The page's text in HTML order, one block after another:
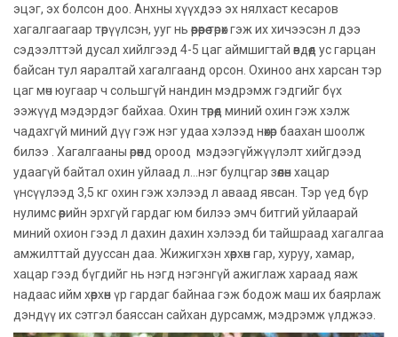
эцэг, эх болсон доо. Анхны хүүхдээ эх нялхаст кесаров
хагалгаагаар төрүүлсэн, ууг нь өөрөөрөө төрөх гэж их хичээсэн л дээ
сэдээлттэй дусал хийлгээд 4-5 цаг аймшигтай өвдөөд ус гарцан
байсан тул яаралтай хагалгаанд орсон. Охиноо анх харсан тэр
цаг мөч юугаар ч сольшгүй нандин мэдрэмж гэдгийг бүх
ээжүүд мэдэрдэг байхаа. Охин төрөөд миний охин гэж хэлж
чадахгүй миний дүү гэж нэг удаа хэлээд нөхөр баахан шоолж
билээ . Хагалгааны өрөөнд ороод мэдээгүйжүүлэлт хийгдээд
удаагүй байтал охин уйлаад л...нэг булцгар зөөлөн хацар
үнсүүлээд 3,5 кг охин гэж хэлээд л аваад явсан. Тэр үед бүр
нулимс өөрийн эрхгүй гардаг юм билээ эмч битгий уйлаарай
миний охион гээд л дахин дахин хэлээд би тайшраад хагалгаа
амжилттай дууссан даа. Жижигхэн хөөрхөн гар, хуруу, хамар,
хацар гээд бүгдийг нь нэгд нэгэнгүй ажиглаж хараад яаж
надаас ийм хөөрхөн үр гардаг байнаа гэж бодож маш их баярлаж
дэндүү их сэтгэл баяссан сайхан дурсамж, мэдрэмж үлджээ.